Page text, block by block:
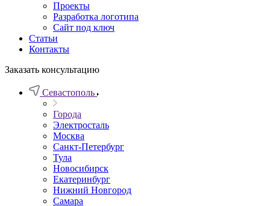
Проекты
Разработка логотипа
Сайт под ключ
Статьи
Контакты
Заказать консультацию
Севастополь
Города
Электросталь
Москва
Санкт-Петербург
Тула
Новосибирск
Екатеринбург
Нижний Новгород
Самара